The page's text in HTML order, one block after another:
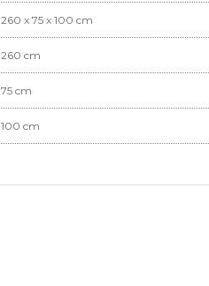
260 x 75 x 100 cm
260 cm
75 cm
100 cm